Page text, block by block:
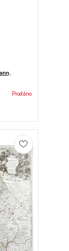
Prodáno